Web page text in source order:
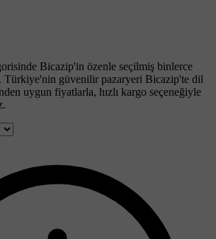
Bicazip'in özenle seçilmiş binlerce
Türkiye'nin güvenilir pazaryeri Bicazip'te dil
uygun fiyatlarla, hızlı kargo seçeneğiyle